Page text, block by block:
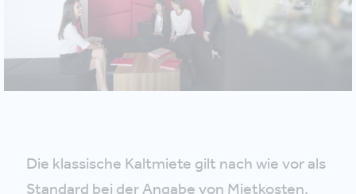
Die klassische Kaltmiete gilt nach wie vor als
Standard bei der Angabe von Mietkosten.